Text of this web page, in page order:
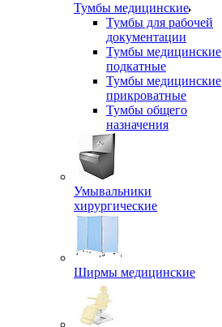
Тумбы медицинские
Тумбы для рабочей
документации
Тумбы медицинские
подкатные
Тумбы медицинские
прикроватные
Тумбы общего
назначения
Умывальники
хирургические
Ширмы медицинские